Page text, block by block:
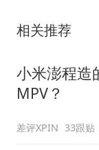
相关推荐
小米澎程造
MPV？
差评XPIN 33跟贴